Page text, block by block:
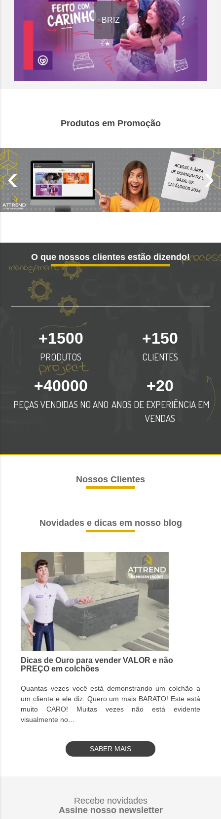
BRIZ
Produtos em Promoção
‹ ›
O que nossos clientes estão dizendo!
+1500
PRODUTOS
+150
CLIENTES
+40000
PEÇAS VENDIDAS NO ANO
+20
ANOS DE EXPERIÊNCIA EM
VENDAS
Nossos Clientes
Novidades e dicas em nosso blog
Dicas de Ouro para vender VALOR e não
PREÇO em colchões
Quantas vezes você está demonstrando um colchão a
um cliente e ele diz: Quero um mais BARATO! Este está
muito CARO! Muitas vezes não está evidente
visualmente no…
SABER MAIS
Recebe novidades
Assine nosso newsletter